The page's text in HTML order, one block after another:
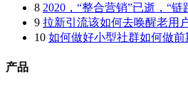
8 2020，“整合营销”已逝，“链
9 拉新引流该如何去唤醒老用
10 如何做好小型社群如何做前
产品